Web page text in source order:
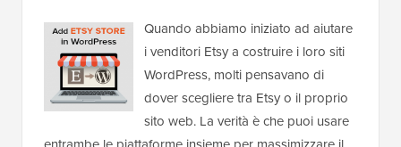
Quando abbiamo iniziato ad aiutare
i venditori Etsy a costruire i loro siti
WordPress, molti pensavano di
dover scegliere tra Etsy o il proprio
sito web. La verità è che puoi usare